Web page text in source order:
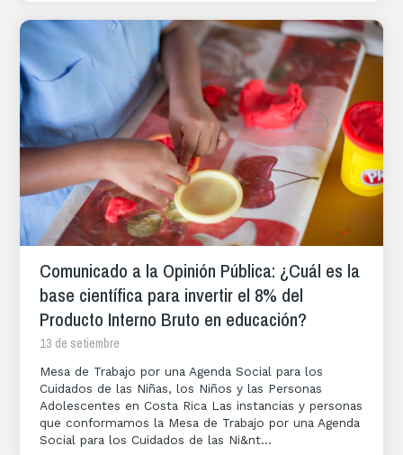
Comunicado a la Opinión Pública: ¿Cuál es la
base científica para invertir el 8% del
Producto Interno Bruto en educación?
13 de setiembre
Mesa de Trabajo por una Agenda Social para los
Cuidados de las Niñas, los Niños y las Personas
Adolescentes en Costa Rica Las instancias y personas
que conformamos la Mesa de Trabajo por una Agenda
Social para los Cuidados de las Ni&nt...